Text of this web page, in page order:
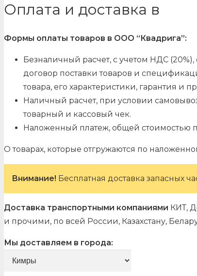
Оплата и доставка в
Формы оплаты товаров в ООО “Квадрига”:
Безналичный расчет, с учетом НДС
договор поставки товаров и
товара, его характеристики, гарантия и
Наличный расчет, при условии
товарный и кассовый чек.
Наложенный платеж, общей стоимостью
О товарах, которые отгружаются по
Внимание! Бесплатная доставка запасных
Доставка транспортными компаниями КИТ,
и прочими, по всей России, Казахстану,
Мы доставляем в города: